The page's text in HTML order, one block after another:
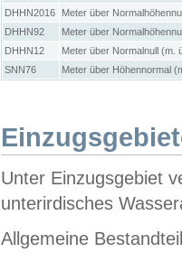
DHHN2016
Meter über
DHHN92
Meter über
DHHN12
Meter über Normalnull (m.
SNN76
Meter über Höhennormal
Unter Einzugsgebiet
unterirdisches
Allgemeine